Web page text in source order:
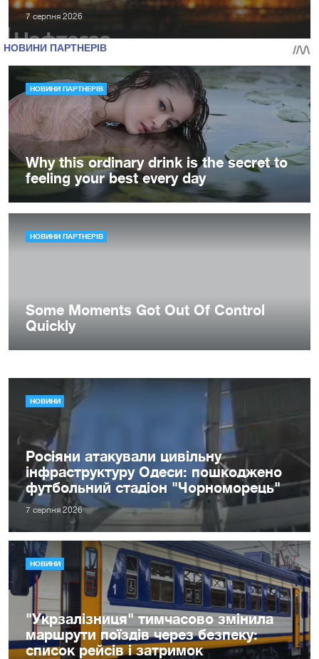
7 серпня 2026
НОВИНИ
Росіяни атакували цивільну
інфраструктуру Одеси: пошкоджено
футбольний стадіон "Чорноморець"
7 серпня 2026
НОВИНИ
"Укрзалізниця" тимчасово змінила
маршрути поїздів через безпеку:
список рейсів і затримок